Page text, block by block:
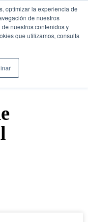
optimizar la experiencia de
de nuestros
nuestros contenidos y
que utilizamos, consulta